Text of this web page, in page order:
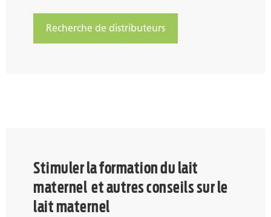
Recherche de distributeurs
Stimuler la formation du lait
maternel et autres conseils sur le
lait maternel